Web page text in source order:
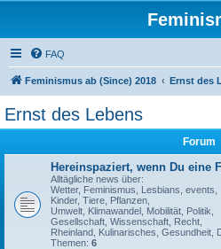
FAQ
Feminismus ab (Since) 2018 Ernst des
Ernst des Lebens
Forum
Hereinspaziert, wenn Du eine
Alltägliche news über:
Wetter, Feminismus, Lesbians, events,
Kinder, Tiere, Pflanzen,
Umwelt, Klimawandel, Mobilität, Politik,
Gesellschaft, Wissenschaft, Recht,
Rheinland, Kulinarisches, Gesundheit,
Themen: 6